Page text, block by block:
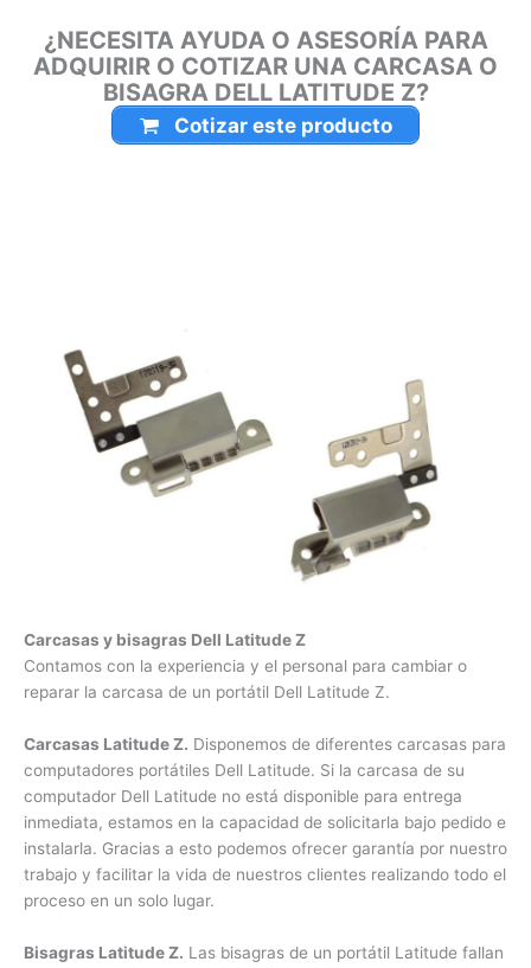
Montería, Bogotá, Inírida, San José del Guaviare, Neiva,
Riohacha, Santa Marta, Villavicencio, Pasto, Cúcuta, Mocoa,
Armenia, Pereira, San Andrés, Bucaramanga, Sincelejo,
Ibagué, Cali, Mitú, Puerto Carreño.
¿NECESITA AYUDA O ASESORÍA PARA
ADQUIRIR O COTIZAR UNA CARCASA O
BISAGRA DELL LATITUDE Z?
Carcasas y bisagras Dell Latitude Z
Contamos con la experiencia y el personal para cambiar o
Carcasas Latitude Z.Disponemos de diferentes carcasas
para computadores portátiles Dell Latitude. Si la carcasa de
su computador Dell Latitude no está disponible para entrega
inmediata, estamos en la capacidad de solicitarla bajo
pedido e instalarla. Gracias a esto podemos ofrecer garantía
por nuestro trabajo y facilitar la vida de nuestros clientes